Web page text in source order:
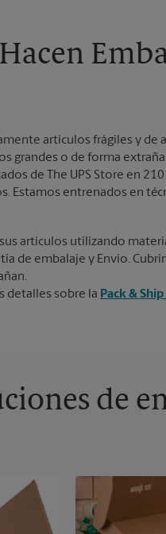
artículos frágiles y de
grandes o de forma
de The UPS Store en
Estamos entrenados en
artículos utilizando
de embalaje y Envío.
detalles sobre la Pack &
de